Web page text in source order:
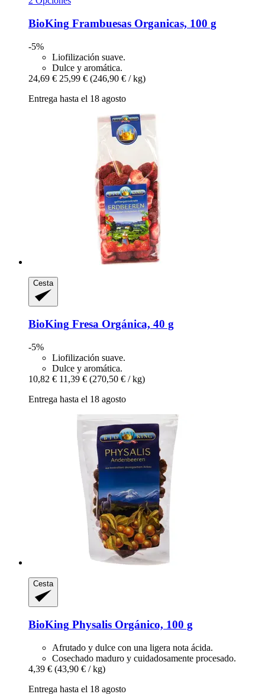
BioKing Frambuesas Organicas, 100 g
-5%
Liofilización suave.
Dulce y aromática.
24,69 € 25,99 € (246,90 € / kg)
Entrega hasta el 18 agosto
Cesta
BioKing Fresa Orgánica, 40 g
-5%
Liofilización suave.
Dulce y aromática.
10,82 € 11,39 € (270,50 € / kg)
Entrega hasta el 18 agosto
Cesta
BioKing Physalis Orgánico, 100 g
Afrutado y dulce con una ligera nota ácida.
Cosechado maduro y cuidadosamente procesado.
4,39 € (43,90 € / kg)
Entrega hasta el 18 agosto